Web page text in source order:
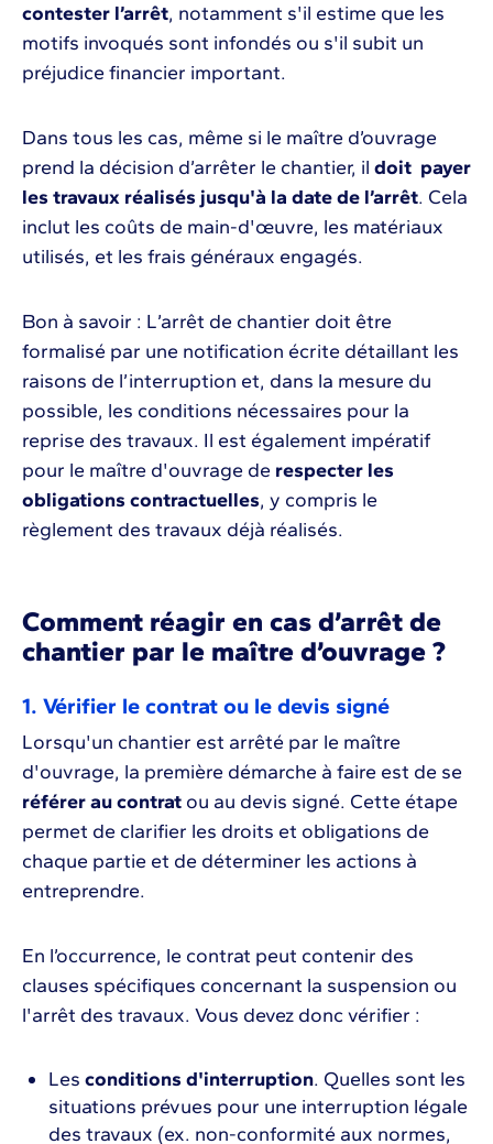
contester l’arrêt, notamment s'il estime que les
motifs invoqués sont infondés ou s'il subit un
préjudice financier important.
Dans tous les cas, même si le maître d’ouvrage
prend la décision d’arrêter le chantier, il doit payer
les travaux réalisés jusqu'à la date de l’arrêt. Cela
inclut les coûts de main-d'œuvre, les matériaux
utilisés, et les frais généraux engagés.
Bon à savoir : L’arrêt de chantier doit être
formalisé par une notification écrite détaillant les
raisons de l’interruption et, dans la mesure du
possible, les conditions nécessaires pour la
reprise des travaux. Il est également impératif
pour le maître d'ouvrage de respecter les
obligations contractuelles, y compris le
règlement des travaux déjà réalisés.
Comment réagir en cas d’arrêt de
chantier par le maître d’ouvrage ?
1. Vérifier le contrat ou le devis signé
Lorsqu'un chantier est arrêté par le maître
d'ouvrage, la première démarche à faire est de se
référer au contrat ou au devis signé. Cette étape
permet de clarifier les droits et obligations de
chaque partie et de déterminer les actions à
entreprendre.
En l’occurrence, le contrat peut contenir des
clauses spécifiques concernant la suspension ou
l'arrêt des travaux. Vous devez donc vérifier :
Les conditions d'interruption. Quelles sont les
situations prévues pour une interruption légale
des travaux (ex. non-conformité aux normes,